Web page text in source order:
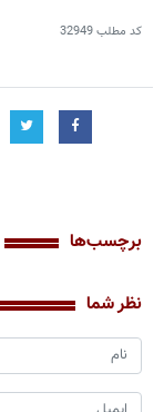
کد مطلب32949
برچسب‌ها
نظر شما